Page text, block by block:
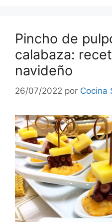
Pincho de
calabaza:
navideño
26/07/2022 por Cocina